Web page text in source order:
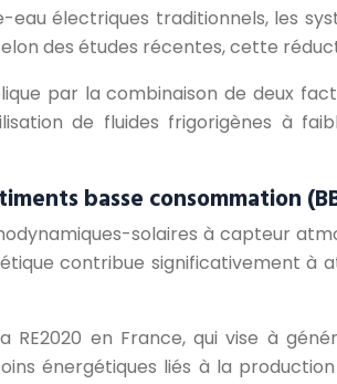
eau électriques traditionnels, les
des études récentes, cette
par la combinaison de deux
de fluides frigorigènes à
basse consommation
solaires à capteur
contribue significativement à
RE2020 en France, qui vise à
énergétiques liés à la